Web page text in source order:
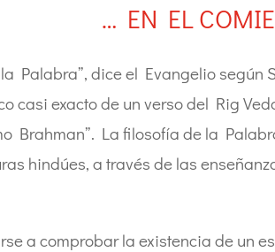
… EN EL
la Palabra”, dice el Evangelio
casi exacto de un verso del Rig
Brahman”. La filosofía de la
hindúes, a través de las
a comprobar la existencia de un